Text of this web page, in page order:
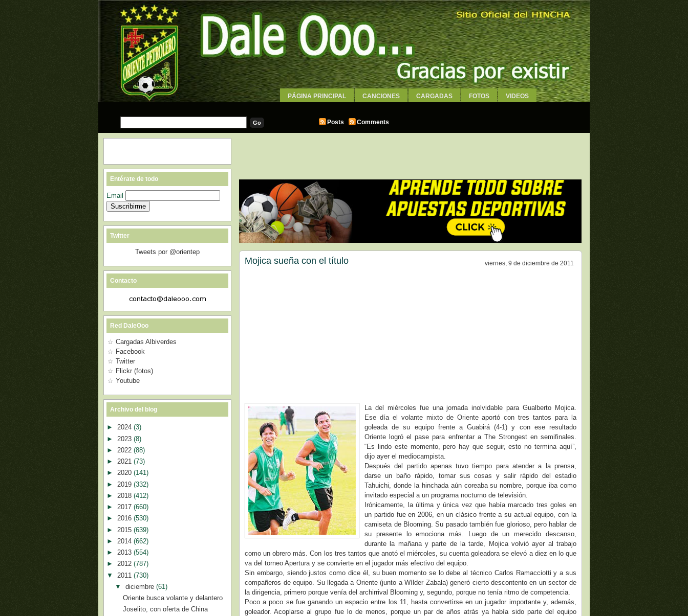
PÁGINA PRINCIPAL CANCIONES CARGADAS FOTOS VIDEOS
Posts
Comments
viernes, 9 de diciembre de 2011
Mojica sueña con el título
La del miércoles fue una jornada inolvidable para Gualberto Mojica.
Ese día el volante mixto de Oriente aportó con tres tantos para la
goleada de su equipo frente a Guabirá (4-1) y con ese resultado
Oriente logró el pase para enfrentar a The Strongest en semifinales.
“Es lindo este momento, pero hay que seguir, esto no termina aquí”,
dijo ayer el mediocampista.
Después del partido apenas tuvo tiempo para atender a la prensa,
darse un baño rápido, tomar sus cosas y salir rápido del estadio
Tahuichi, donde la hinchada aún coreaba su nombre, porque iba como
invitado especial a un programa nocturno de televisión.
Irónicamente, la última y única vez que había marcado tres goles en
un partido fue en 2006, en un clásico frente a su actual equipo, con la
camiseta de Blooming. Su pasado también fue glorioso, pero hablar de
su presente lo emociona más. Luego de un merecido descanso,
durante la mañana y parte de la tarde, Mojica volvió ayer al trabajo
como un obrero más. Con los tres tantos que anotó el miércoles, su cuenta goleadora se elevó a diez en lo que
va del torneo Apertura y se convierte en el jugador más efectivo del equipo.
Sin embargo, siendo justos como dice él, su buen momento se lo debe al técnico Carlos Ramacciotti y a sus
compañeros de equipo. Su llegada a Oriente (junto a Wílder Zabala) generó cierto descontento en un sector de
la dirigencia, primero porque venía del archirrival Blooming y, segundo, porque no tenía ritmo de competencia.
Poco a poco se fue ganando un espacio entre los 11, hasta convertirse en un jugador importante y, además,
goleador. Acoplarse al grupo fue lo de menos, porque un par de años atrás ya había sido parte del equipo
Entérate de todo
Email
Twitter
Tweets por @orientep
Contacto
Red DaleOoo
Cargadas Albiverdes
Facebook
Twitter
Flickr (fotos)
Youtube
Archivo del blog
► 2024 (3)
► 2023 (8)
► 2022 (88)
► 2021 (73)
► 2020 (141)
► 2019 (332)
► 2018 (412)
► 2017 (660)
► 2016 (530)
► 2015 (639)
► 2014 (662)
► 2013 (554)
► 2012 (787)
▼ 2011 (730)
▼ diciembre (61)
Oriente busca volante y delantero
Joselito, con oferta de China